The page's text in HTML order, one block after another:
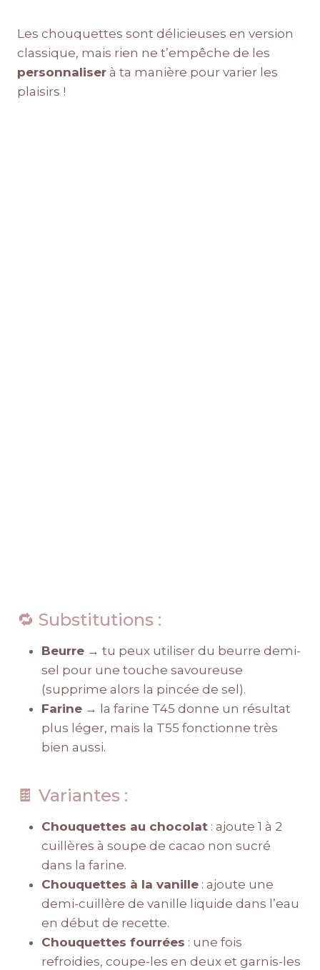
Les chouquettes sont délicieuses en version
classique, mais rien ne t’empêche de les
personnaliser à ta manière pour varier les
plaisirs !
🔁 Substitutions :
Beurre → tu peux utiliser du beurre demi-
sel pour une touche savoureuse
(supprime alors la pincée de sel).
Farine → la farine T45 donne un résultat
plus léger, mais la T55 fonctionne très
bien aussi.
🍫 Variantes :
Chouquettes au chocolat : ajoute 1 à 2
cuillères à soupe de cacao non sucré
dans la farine.
Chouquettes à la vanille : ajoute une
demi-cuillère de vanille liquide dans l’eau
en début de recette.
Chouquettes fourrées : une fois
refroidies, coupe-les en deux et garnis-les